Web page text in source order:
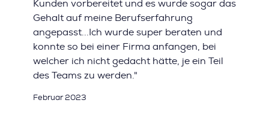
Kunden vorbereitet und es wurde sogar das
Gehalt auf meine Berufserfahrung
angepasst...Ich wurde super beraten und
konnte so bei einer Firma anfangen, bei
welcher ich nicht gedacht hätte, je ein Teil
des Teams zu werden."
Februar 2023